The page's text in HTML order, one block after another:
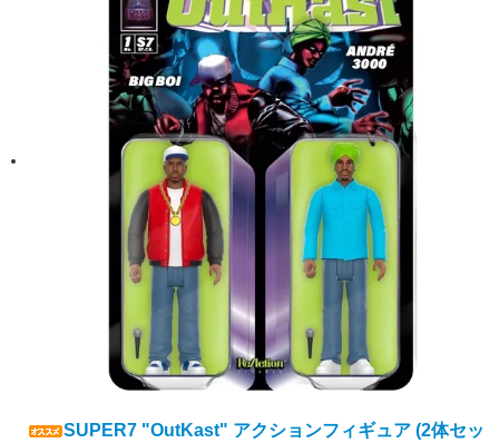
SUPER7 "OutKast" アクションフィギュア (2体セッ